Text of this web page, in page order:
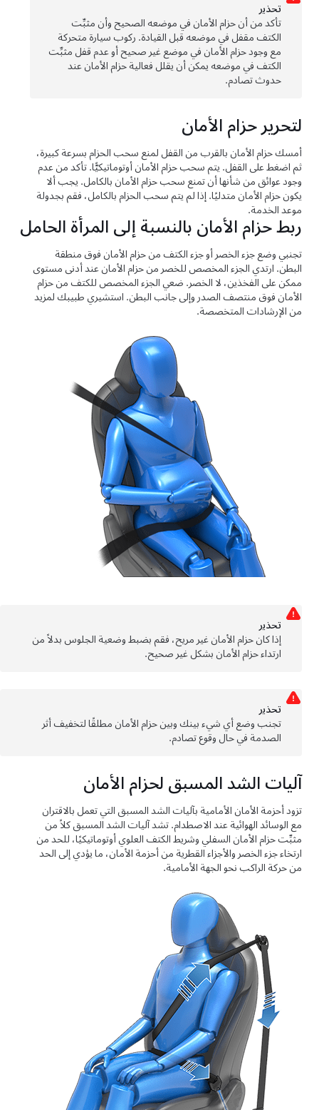
تحذﻳر
تأكد من أن حزام الأمان في موضعه الصحيح وأن مثبِّت
الكتف مقفل في موضعه قبل القيادة. ركوب سيارة متحركة
مع وجود حزام الأمان في موضع غير صحيح أو عدم قفل مثبِّت
الكتف في موضعه يمكن أن يقلل فعالية حزام الأمان عند
حدوث تصادم.
لتحرير حزام الأمان
أمسك حزام الأمان بالقرب من القفل لمنع سحب الحزام بسرعة كبيرة،
ثم اضغط على القفل. يتم سحب حزام الأمان أوتوماتيكيًّا. تأكد من عدم
وجود عوائق من شأنها أن تمنع سحب حزام الأمان بالكامل. يجب ألا
يكون حزام الأمان متدليًا. إذا لم يتم سحب الحزام بالكامل، فقم بجدولة
موعد الخدمة.
ربط حزام الأمان بالنسبة إلى المرأة الحامل
تجنبي وضع جزء الخصر أو جزء الكتف من حزام الأمان فوق منطقة
البطن. ارتدي الجزء المخصص للخصر من حزام الأمان عند أدنى مستوى
ممكن على الفخذين، لا الخصر. ضعي الجزء المخصص للكتف من حزام
الأمان فوق منتصف الصدر وإلى جانب البطن. استشيري طبيبك لمزيد
من الإرشادات المتخصصة.
تحذﻳر
إذا كان حزام الأمان غير مريح، فقم بضبط وضعية الجلوس بدلاً من
ارتداء حزام الأمان بشكل غير صحيح.
تحذﻳر
تجنب وضع أي شيء بينك وبين حزام الأمان مطلقًا لتخفيف أثر
الصدمة في حال وقوع تصادم.
آليات الشد المسبق لحزام الأمان
تزود أحزمة الأمان الأمامية بآليات الشد المسبق التي تعمل بالاقتران
مع الوسائد الهوائية عند الاصطدام. تشد آليات الشد المسبق كلاً من
مثبِّت حزام الأمان السفلي وشريط الكتف العلوي أوتوماتيكيًا، للحد من
ارتخاء جزء الخصر والأجزاء القطرية من أحزمة الأمان، ما يؤدي إلى الحد
من حركة الراكب نحو الجهة الأمامية.